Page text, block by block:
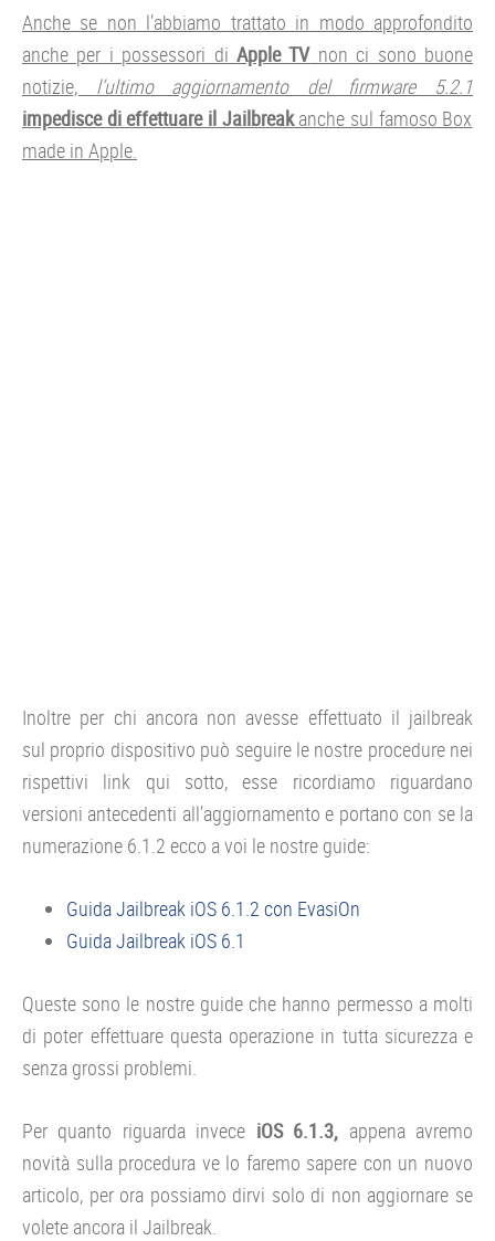
Anche se non l’abbiamo trattato in modo approfondito
anche per i possessori di Apple TVnon ci sono buone
notizie, l’ultimo aggiornamento del firmware 5.2.1
impedisce di effettuare il Jailbreakanche sul famoso Box
made in Apple.
Inoltre per chi ancora non avesse effettuato il jailbreak
sul proprio dispositivo può seguire le nostre procedure nei
rispettivi link qui sotto, esse ricordiamo riguardano
versioni antecedenti all’aggiornamento e portano con se la
numerazione 6.1.2 ecco a voi le nostre guide:
Guida Jailbreak iOS 6.1.2 con EvasiOn
Guida Jailbreak iOS 6.1
Queste sono le nostre guide che hanno permesso a molti
di poter effettuare questa operazione in tutta sicurezza e
senza grossi problemi.
Per quanto riguarda invece iOS 6.1.3, appena avremo
novità sulla procedura ve lo faremo sapere con un nuovo
articolo, per ora possiamo dirvi solo di non aggiornare se
volete ancora il Jailbreak.